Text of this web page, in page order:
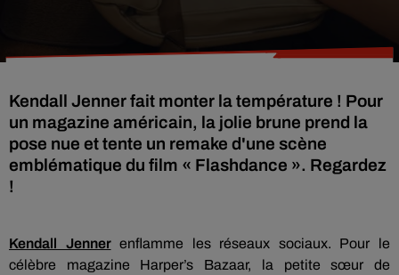
Kendall Jenner fait monter la température ! Pour
un magazine américain, la jolie brune prend la
pose nue et tente un remake d'une scène
emblématique du film « Flashdance ». Regardez
!
Kendall Jennerenflamme les réseaux sociaux.
Pour le
célèbre magazine
Harper’s Bazaar, la petite sœur de